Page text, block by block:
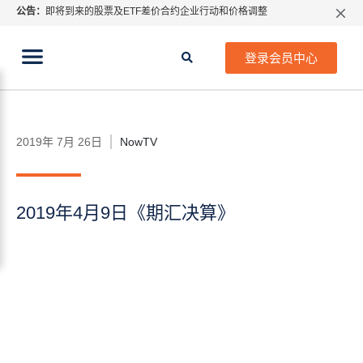
公告： 即将到来的股票及ETF差价合约企业行动和价格调整
登录会员中心
当前位置: NowTV
2019年4月9日《期汇决
算》
2019年 7月 26日 NowTV
2019年4月9日《期汇决算》